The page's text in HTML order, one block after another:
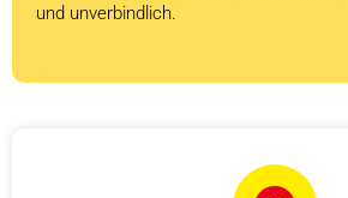
und unverbindlich.